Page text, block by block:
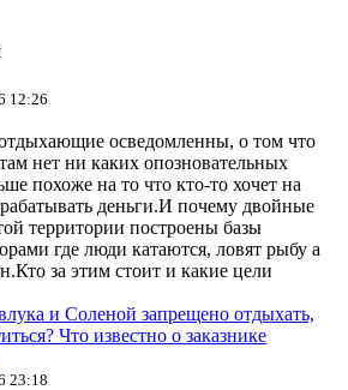
12:26
осведомленны, о том что
нет ни каких опозновательных
похоже на то что кто-то хочет на
деньги.И почему двойные
территории построены базы
где люди катаются, ловят рыбу а
за этим стоит и какие цели
и Соленой запрещено отдыхать,
Что известно о заказнике
23:18